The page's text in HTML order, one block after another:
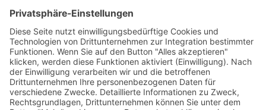
Krahnstr. 17/18 | 49074 Osnabrück